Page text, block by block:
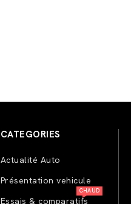
CATEGORIES
Actualité Auto
Présentation vehicule
Essais & comparatifs
CHAUD